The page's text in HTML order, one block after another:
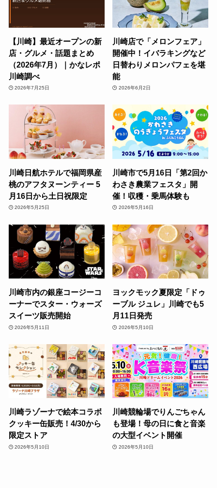
【川崎】最近オープンの新
店・グルメ・話題まとめ
（2026年7月）｜かなレポ
川崎調べ
2026年7月25日
川崎店で「メロンフェア」
開催中！イバラキングなど
日替わりメロンパフェを堪
能
2026年6月2日
川崎日航ホテルで福岡県産
桃のアフタヌーンティー 5
月16日から土日祝限定
2026年5月25日
川崎市で5月16日「第2回か
わさき農業フェスタ」開
催！収穫・乗馬体験も
2026年5月16日
川崎市内の銀座コージーコ
ーナーでスター・ウォーズ
スイーツ販売開始
2026年5月11日
ヨックモック夏限定「ドゥ
ーブル ジュレ」川崎でも5
月11日発売
2026年5月10日
川崎ラゾーナで絵本コラボ
クッキー缶販売！4/30から
限定ストア
2026年5月10日
川崎競輪場でりんごちゃん
も登場！母の日に食と音楽
の大型イベント開催
2026年5月10日